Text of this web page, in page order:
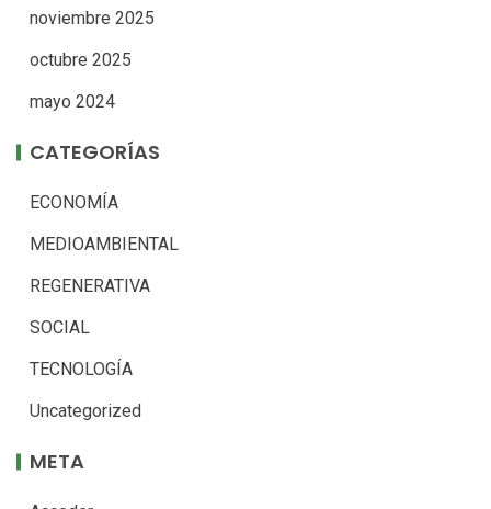
noviembre 2025
octubre 2025
mayo 2024
CATEGORÍAS
ECONOMÍA
MEDIOAMBIENTAL
REGENERATIVA
SOCIAL
TECNOLOGÍA
Uncategorized
META